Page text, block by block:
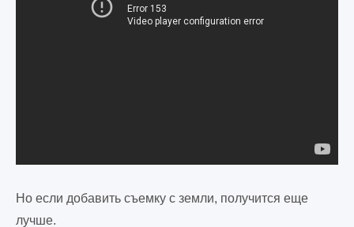
Но если добавить съемку с земли, получится еще
лучше.